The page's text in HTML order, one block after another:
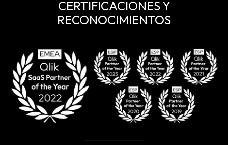
CERTIFICACIONES Y
RECONOCIMIENTOS